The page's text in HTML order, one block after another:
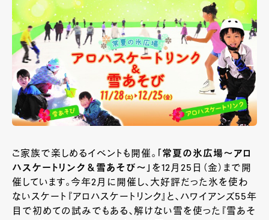
ご家族で楽しめるイベントも開催。 「 常夏の氷広場～アロ
ハスケートリンク＆雪あそび～」 を12月25日（金）まで開
催しています。今年2月に開催し、大好評だった氷を使わ
ないスケート『アロハスケートリンク』と、ハワイアンズ55年
目で初めての試みでもある、解けない雪を使った『雪あそ